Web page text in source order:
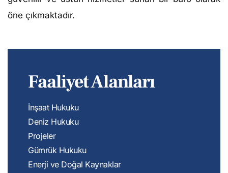
öne çıkmaktadır.
Faaliyet Alanları
İnşaat Hukuku
Deniz Hukuku
Projeler
Gümrük Hukuku
Enerji ve Doğal Kaynaklar